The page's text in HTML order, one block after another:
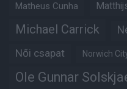
Matheus Cunha
Michael Carrick
Női csapat Norwich
Ole Gunnar